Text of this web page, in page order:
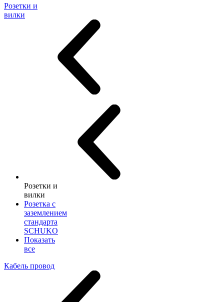
Розетки и
вилки
Розетки и
вилки
Розетка с
заземлением
стандарта
SCHUKO
Показать
все
Кабель провод